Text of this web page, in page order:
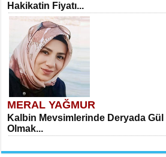
Hakikatin Fiyatı...
MERAL YAĞMUR
Kalbin Mevsimlerinde Deryada Gül
Olmak...